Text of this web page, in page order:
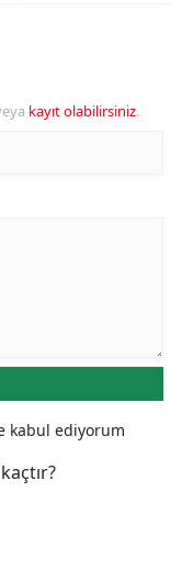
kayıt olabilirsiniz.
kabul ediyorum